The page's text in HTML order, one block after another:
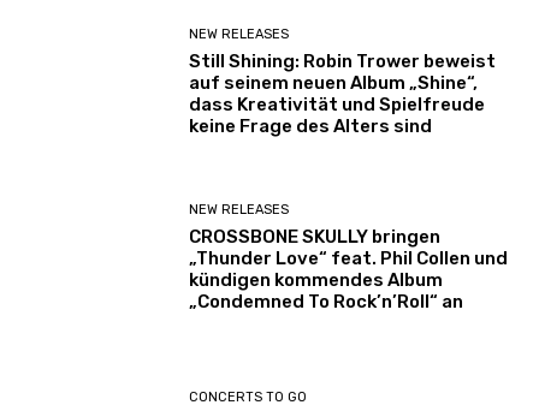
NEW RELEASES
Still Shining: Robin Trower beweist
auf seinem neuen Album „Shine“,
dass Kreativität und Spielfreude
keine Frage des Alters sind
NEW RELEASES
CROSSBONE SKULLY bringen
„Thunder Love“ feat. Phil Collen und
kündigen kommendes Album
„Condemned To Rock’n’Roll“ an
CONCERTS TO GO